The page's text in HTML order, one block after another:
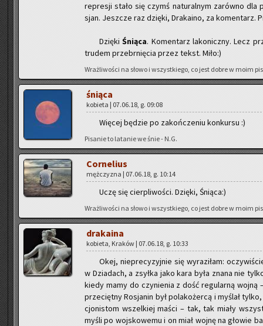
re­pre­sji stało się czymś na­tu­ral­nym za­rów­no
sjan. Jesz­cze raz dzię­ki, Dra­ka­ino, za
Dzię­kiŚnią­ca. Ko­men­tarz la­ko­nicz­ny. Lecz
tru­dem prze­brnię­cia przez tekst. Miło:)
Wraż­li­wo­ści na słowo i wszyst­kie­go, co jest dobre w moim
śnią­ca
ko­bie­ta | 07.06.18, g. 09:08
Wię­cej bę­dzie po za­koń­cze­niu kon­kur­su :)
Pi­sa­nie to la­ta­nie we śnie - N.G.
Cor­ne­lius
męż­czy­zna | 07.06.18, g. 10:14
Uczę się cier­pli­wo­ści. Dzię­ki, Śnią­ca:)
Wraż­li­wo­ści na słowo i wszyst­kie­go, co jest dobre w moim
dra­ka­ina
ko­bie­ta, Kra­ków | 07.06.18, g. 10:33
Okej, nie­pre­cy­zyj­nie się wy­ra­zi­łam:
w Dzia­dach, a zsył­ka jako kara była znana nie
kiedy mamy do czy­nie­nia z dość re­gu­lar­ną
prze­cięt­ny Ro­sja­nin był po­la­ko­żer­cą i my­ślał
cjo­ni­stom wszel­kiej maści – tak, tak miały
myśli po woj­sko­we­mu i on miał wojnę na gło­wie